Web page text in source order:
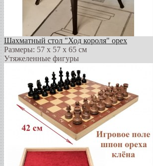
Шахматный стол "Ход короля" орех
Размеры: 57 х 57 х 65 см
Утяжеленные фигуры